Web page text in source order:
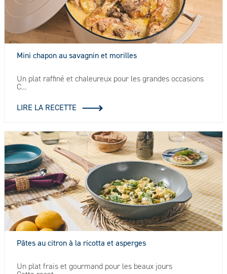
Mini chapon au savagnin et morilles
Un plat raffiné et chaleureux pour les grandes occasions
C…
LIRE LA RECETTE
Pâtes au citron à la ricotta et asperges
Un plat frais et gourmand pour les beaux jours